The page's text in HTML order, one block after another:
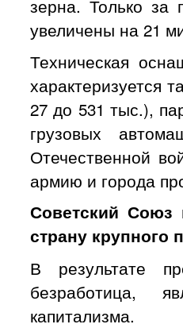
зерна. Только за
увеличены на 21
Техническая
характеризуется
27 до 531 тыс.),
грузовых
Отечественной
армию и города
Советский Союз
страну крупного
В результате
безработица,
капитализма.